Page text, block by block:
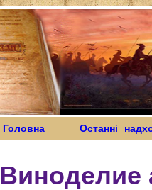
Головна Останні
Виноделие